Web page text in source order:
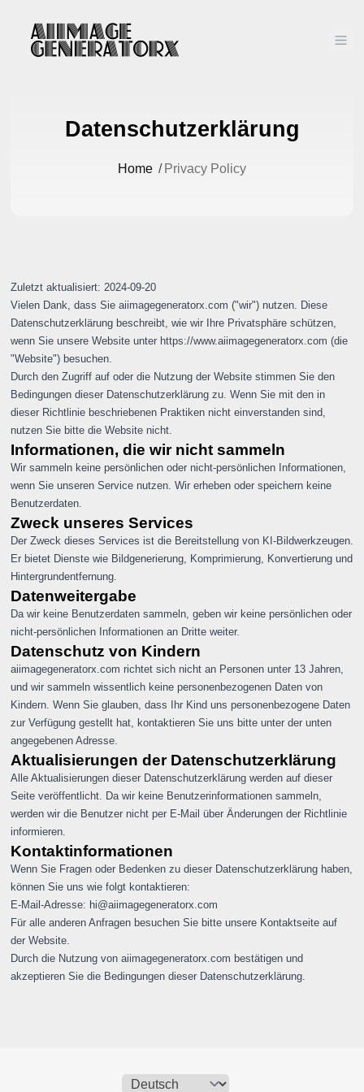
Datenschutzerklärung
Home / Privacy Policy
Zuletzt aktualisiert: 2024-09-20
Vielen Dank, dass Sie aiimagegeneratorx.com ("wir") nutzen. Diese
Datenschutzerklärung beschreibt, wie wir Ihre Privatsphäre schützen,
wenn Sie unsere Website unter https://www.aiimagegeneratorx.com (die
"Website") besuchen.
Durch den Zugriff auf oder die Nutzung der Website stimmen Sie den
Bedingungen dieser Datenschutzerklärung zu. Wenn Sie mit den in
dieser Richtlinie beschriebenen Praktiken nicht einverstanden sind,
nutzen Sie bitte die Website nicht.
Informationen, die wir nicht sammeln
Wir sammeln keine persönlichen oder nicht-persönlichen Informationen,
wenn Sie unseren Service nutzen. Wir erheben oder speichern keine
Benutzerdaten.
Zweck unseres Services
Der Zweck dieses Services ist die Bereitstellung von KI-Bildwerkzeugen.
Er bietet Dienste wie Bildgenerierung, Komprimierung, Konvertierung und
Hintergrundentfernung.
Datenweitergabe
Da wir keine Benutzerdaten sammeln, geben wir keine persönlichen oder
nicht-persönlichen Informationen an Dritte weiter.
Datenschutz von Kindern
aiimagegeneratorx.com richtet sich nicht an Personen unter 13 Jahren,
und wir sammeln wissentlich keine personenbezogenen Daten von
Kindern. Wenn Sie glauben, dass Ihr Kind uns personenbezogene Daten
zur Verfügung gestellt hat, kontaktieren Sie uns bitte unter der unten
angegebenen Adresse.
Aktualisierungen der Datenschutzerklärung
Alle Aktualisierungen dieser Datenschutzerklärung werden auf dieser
Seite veröffentlicht. Da wir keine Benutzerinformationen sammeln,
werden wir die Benutzer nicht per E-Mail über Änderungen der Richtlinie
informieren.
Kontaktinformationen
Wenn Sie Fragen oder Bedenken zu dieser Datenschutzerklärung haben,
können Sie uns wie folgt kontaktieren:
E-Mail-Adresse: hi@aiimagegeneratorx.com
Für alle anderen Anfragen besuchen Sie bitte unsere Kontaktseite auf
der Website.
Durch die Nutzung von aiimagegeneratorx.com bestätigen und
akzeptieren Sie die Bedingungen dieser Datenschutzerklärung.